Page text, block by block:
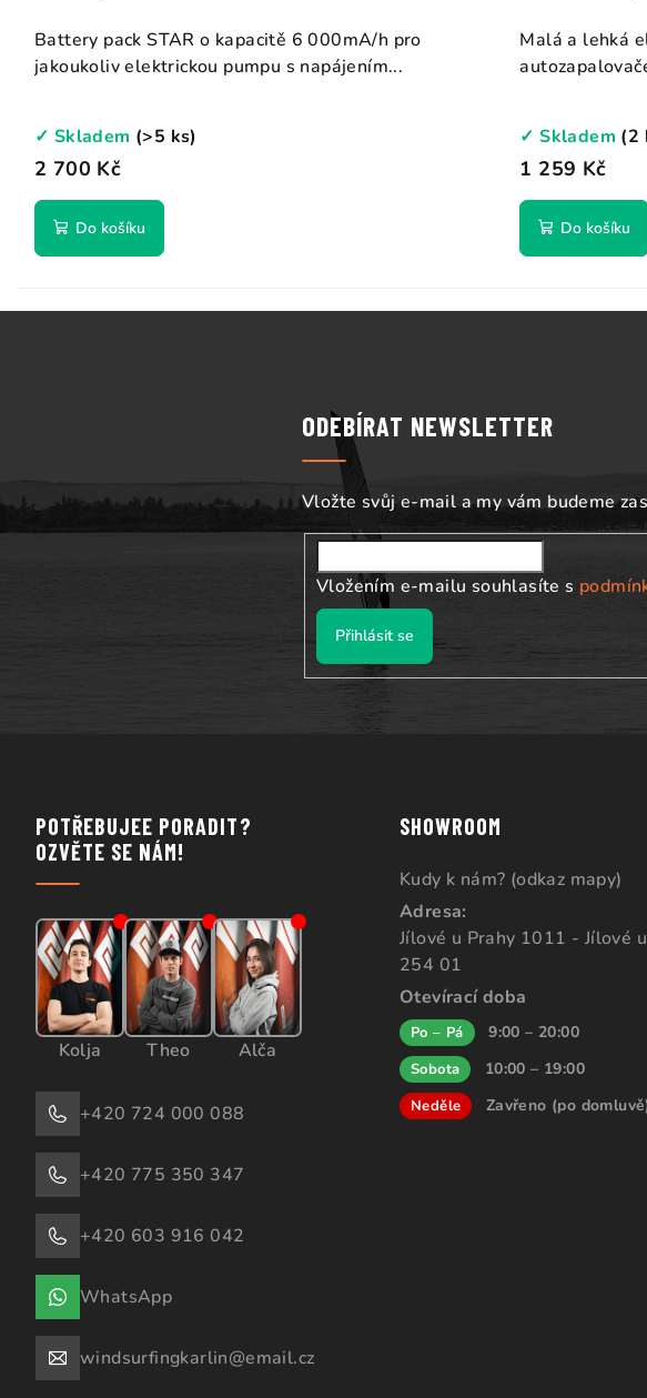
2 700 Kč
✓ Skladem (>5 ks)
Do košíku
Battery pack STAR o kapacitě 6 000mA/h pro
jakoukoliv elektrickou pumpu s napájením...
1 259 Kč
✓ Skladem (2
Do košíku
Malá a lehká
t
í
ODEBÍRAT NEWSLETTER
Vložte svůj e-mail a my vám budeme
Vložením e-mailu souhlasíte s
Přihlásit se
POTŘEBUJEE PORADIT?
OZVĚTE SE NÁM!
Kolja Theo Alča
+420 724 000 088
+420 775 350 347
+420 603 916 042
WhatsApp
windsurfingkarlin@email.cz
SHOWROOM
Kudy k nám? (odkaz mapy)
Adresa:
Jílové u Prahy 1011 - Jílové
254 01
Otevírací doba
Po – Pá 9:00 – 20:00
Sobota 10:00 – 19:00
Neděle Zavřeno (po